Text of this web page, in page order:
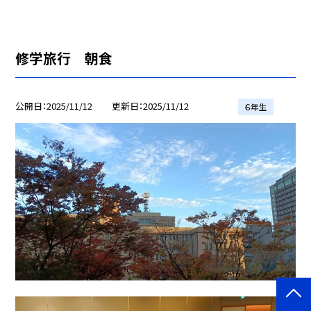
修学旅行 朝食
公開日 2025/11/12 更新日 2025/11/12 ６年生